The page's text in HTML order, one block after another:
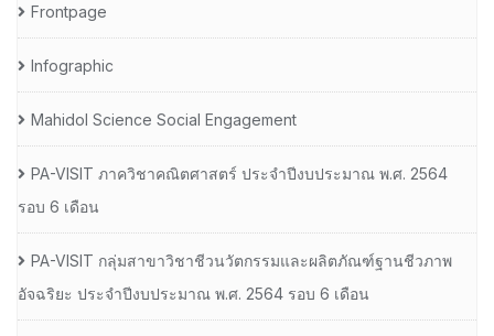
Frontpage
Infographic
Mahidol Science Social Engagement
PA-VISIT ภาควิชาคณิตศาสตร์ ประจำปีงบประมาณ พ.ศ. 2564
รอบ 6 เดือน
PA-VISIT กลุ่มสาขาวิชาชีวนวัตกรรมและผลิตภัณฑ์ฐานชีวภาพ
อัจฉริยะ ประจำปีงบประมาณ พ.ศ. 2564 รอบ 6 เดือน